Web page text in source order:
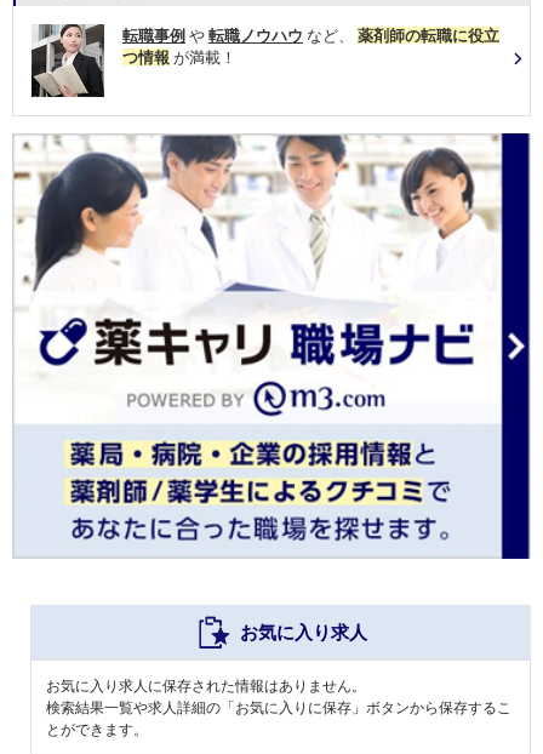
転職事例 や 転職ノウハウ など、 薬剤師の転職に役立
つ情報 が満載！
お気に入り求人
お気に入り求人に保存された情報はありません。
検索結果一覧や求人詳細の「お気に入りに保存」ボタンから保存するこ
とができます。